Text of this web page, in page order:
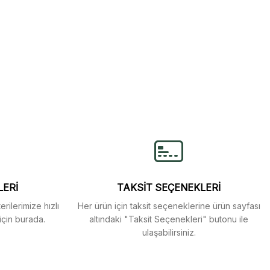
hızlı
burada.
TAKSİT SEÇENEKLERİ
Her ürün için taksit seçeneklerine ürün sayfası
altındaki "Taksit Seçenekleri" butonu ile
ulaşabilirsiniz.